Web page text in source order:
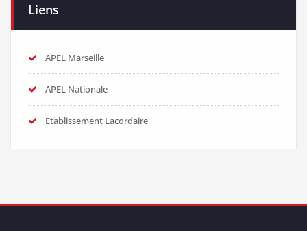
Liens
APEL Marseille
APEL Nationale
Etablissement Lacordaire